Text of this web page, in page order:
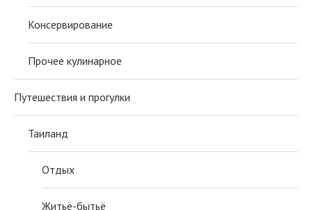
Консервирование
Прочее кулинарное
Путешествия и прогулки
Таиланд
Отдых
Житьё-бытьё